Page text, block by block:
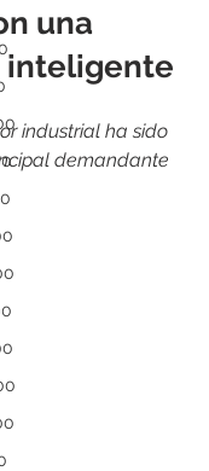
una
inteligente
industrial ha sido
demandante